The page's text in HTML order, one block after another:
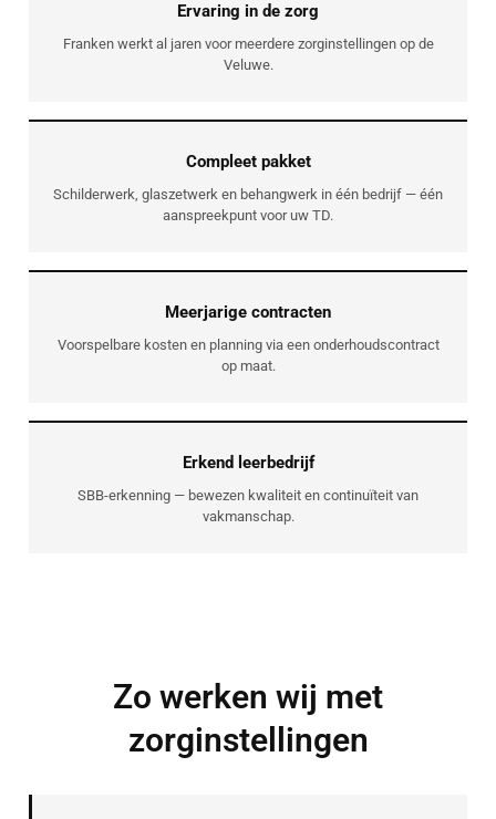
Ervaring in de zorg
Franken werkt al jaren voor meerdere zorginstellingen op de
Veluwe.
Compleet pakket
Schilderwerk, glaszetwerk en behangwerk in één bedrijf — één
aanspreekpunt voor uw TD.
Meerjarige contracten
Voorspelbare kosten en planning via een onderhoudscontract
op maat.
Erkend leerbedrijf
SBB-erkenning — bewezen kwaliteit en continuïteit van
vakmanschap.
Zo werken wij met
zorginstellingen